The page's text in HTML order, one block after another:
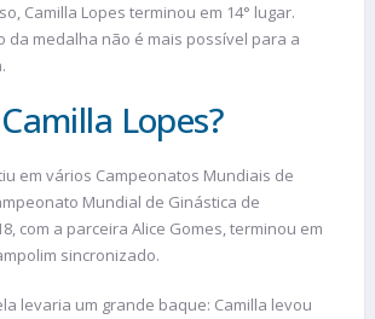
Camilla Lopes terminou em 14° lugar.
da medalha não é mais possível para a
Lopes?
em vários Campeonatos Mundiais de
Mundial de Ginástica de
com a parceira Alice Gomes, terminou em
sincronizado.
levaria um grande baque: Camilla levou